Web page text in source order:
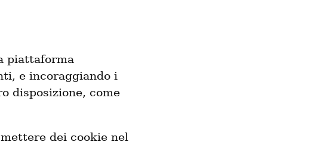
piattaforma
e incoraggiando i
disposizione, come
dei cookie nel